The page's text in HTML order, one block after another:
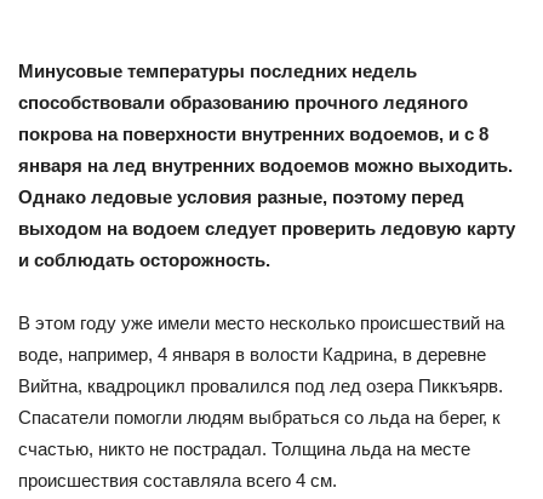
Минусовые температуры последних недель
способствовали образованию прочного ледяного
покрова на поверхности внутренних водоемов, и с 8
января на лед внутренних водоемов можно выходить.
Однако ледовые условия разные, поэтому перед
выходом на водоем следует проверить ледовую карту
и соблюдать осторожность.
В этом году уже имели место несколько происшествий на
воде, например, 4 января в волости Кадрина, в деревне
Вийтна, квадроцикл провалился под лед озера Пиккъярв.
Спасатели помогли людям выбраться со льда на берег, к
счастью, никто не пострадал. Толщина льда на месте
происшествия составляла всего 4 см.